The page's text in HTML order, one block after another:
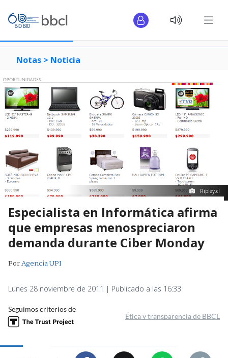
Notas > Noticia
Ripley.cl
Especialista en Informática afirma
que empresas menospreciaron
demanda durante Ciber Monday
PorAgencia UPI
Lunes 28 noviembre de 2011 | Publicado a las 16:33
Seguimos criterios de
Ética y transparencia de BBCL